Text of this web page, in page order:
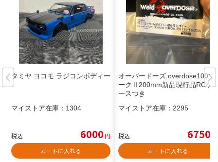
タミヤ ヨコモ ラジコンボディー
マイストア在庫： 1304
税込 6000円
カートに入れる
オーバードーズ overdose100マ
ークⅡ200mm新品現行品RCケ
ースつき
マイストア在庫： 2295
税込 6750
カートに入れる